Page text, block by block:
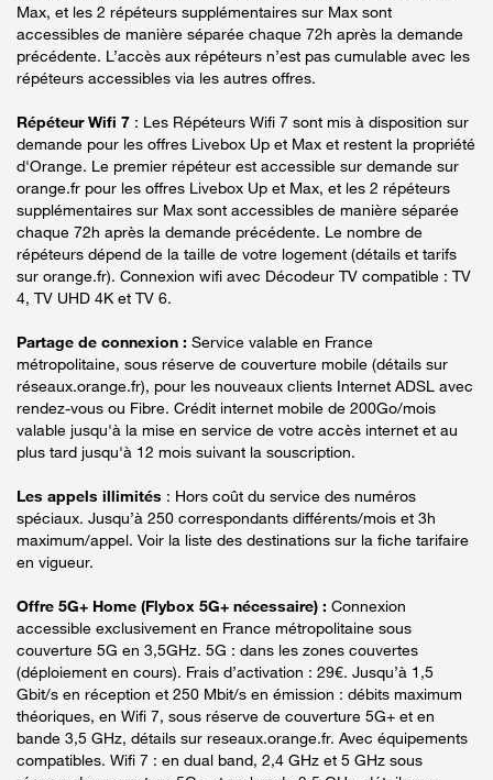
Max, et les 2 répéteurs supplémentaires sur Max sont
accessibles de manière séparée chaque 72h après la demande
précédente. L’accès aux répéteurs n’est pas cumulable avec les
répéteurs accessibles via les autres offres.
Répéteur Wifi 7 : Les Répéteurs Wifi 7 sont mis à disposition sur
demande pour les offres Livebox Up et Max et restent la propriété
d'Orange. Le premier répéteur est accessible sur demande sur
orange.fr pour les offres Livebox Up et Max, et les 2 répéteurs
supplémentaires sur Max sont accessibles de manière séparée
chaque 72h après la demande précédente. Le nombre de
répéteurs dépend de la taille de votre logement (détails et tarifs
sur orange.fr). Connexion wifi avec Décodeur TV compatible : TV
4, TV UHD 4K et TV 6.
Partage de connexion : Service valable en France
métropolitaine, sous réserve de couverture mobile (détails sur
réseaux.orange.fr), pour les nouveaux clients Internet ADSL avec
rendez-vous ou Fibre. Crédit internet mobile de 200Go/mois
valable jusqu'à la mise en service de votre accès internet et au
plus tard jusqu'à 12 mois suivant la souscription.
Les appels illimités : Hors coût du service des numéros
spéciaux. Jusqu’à 250 correspondants différents/mois et 3h
maximum/appel. Voir la liste des destinations sur la fiche tarifaire
en vigueur.
Offre 5G+ Home (Flybox 5G+ nécessaire) : Connexion
accessible exclusivement en France métropolitaine sous
couverture 5G en 3,5GHz. 5G : dans les zones couvertes
(déploiement en cours). Frais d’activation : 29€. Jusqu’à 1,5
Gbit/s en réception et 250 Mbit/s en émission : débits maximum
théoriques, en Wifi 7, sous réserve de couverture 5G+ et en
bande 3,5 GHz, détails sur reseaux.orange.fr. Avec équipements
compatibles. Wifi 7 : en dual band, 2,4 GHz et 5 GHz sous